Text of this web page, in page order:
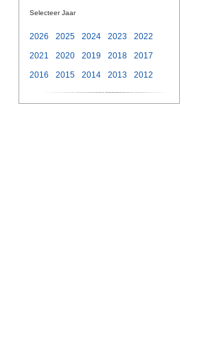
Selecteer Jaar
2026 2025 2024 2023
2022
2021
2020 2019 2018
2017
2016
2015 2014 2013 2012